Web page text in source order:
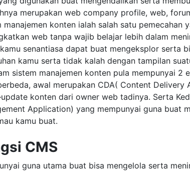
merupakan web company profile, web,
manajemen konten ialah salah satu pemecahan
web tanpa wajib belajar lebih dalam
senantiasa dapat buat mengeksplor serta
kamu serta tidak kalah dengan tampilan
sistem manajemen konten pula mempunyai 2
awal merupakan CDA( Content
konten dari owner web tadinya. Serta
Application) yang mempunyai guna buat
kamu buat.
CMS
guna utama buat bisa mengelola serta